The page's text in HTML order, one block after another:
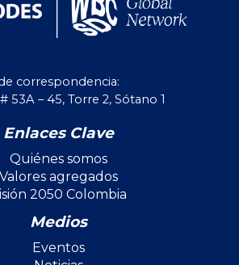
correspondencia:
53A – 45, Torre 2, Sótano 1
Enlaces Clave
Quiénes somos
Valores agregados
2050 Colombia
Medios
Eventos